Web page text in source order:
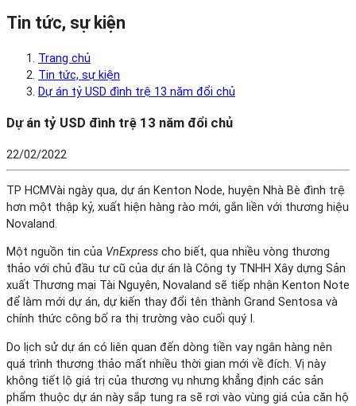
Tin tức, sự kiện
Trang chủ
Tin tức, sự kiện
Dự án tỷ USD đình trệ 13 năm đổi chủ
Dự án tỷ USD đình trệ 13 năm đổi chủ
22/02/2022
TP HCMVài ngày qua, dự án Kenton Node, huyện Nhà Bè đình trệ
hơn một thập kỷ, xuất hiện hàng rào mới, gắn liền với thương hiệu
Novaland.
Một nguồn tin của VnExpress cho biết, qua nhiều vòng thương
thảo với chủ đầu tư cũ của dự án là Công ty TNHH Xây dựng Sản
xuất Thương mại Tài Nguyên, Novaland sẽ tiếp nhận Kenton Note
để làm mới dự án, dự kiến thay đổi tên thành Grand Sentosa và
chính thức công bố ra thị trường vào cuối quý I.
Do lịch sử dự án có liên quan đến dòng tiền vay ngân hàng nên
quá trình thương thảo mất nhiều thời gian mới về đích. Vị này
không tiết lộ giá trị của thương vụ nhưng khẳng định các sản
phẩm thuộc dự án này sắp tung ra sẽ rơi vào vùng giá của căn hộ